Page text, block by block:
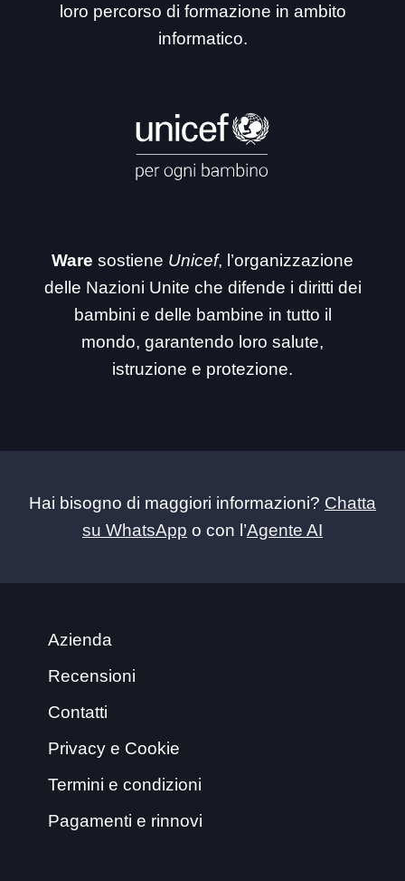
loro percorso di formazione in ambito
informatico.
Ware sostiene Unicef, l’organizzazione
delle Nazioni Unite che difende i diritti dei
bambini e delle bambine in tutto il
mondo, garantendo loro salute,
istruzione e protezione.
Hai bisogno di maggiori informazioni? Chatta
su WhatsApp o con l’Agente AI
Azienda
Recensioni
Contatti
Privacy e Cookie
Termini e condizioni
Pagamenti e rinnovi